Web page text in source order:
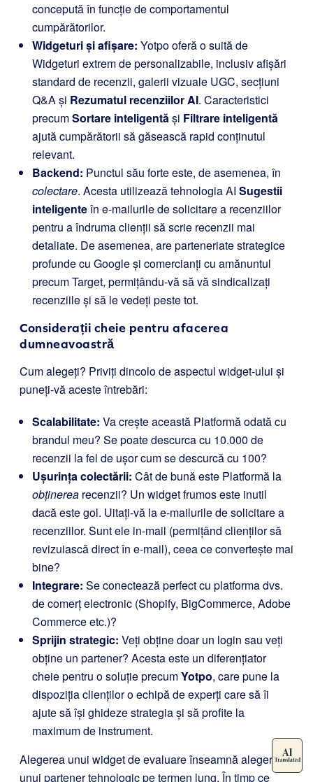
concepută în funcție de comportamentul
cumpărătorilor.
Widgeturi și afișare: Yotpo oferă o suită de
Widgeturi extrem de personalizabile, inclusiv afișări
standard de recenzii, galerii vizuale UGC, secțiuni
Q&A și Rezumatul recenziilor AI. Caracteristici
precumSortare inteligentăși Filtrare inteligentă
ajută cumpărătorii să găsească rapid conținutul
relevant.
Backend: Punctul său forte este, de asemenea, în
colectare. Acesta utilizează tehnologia AI Sugestii
inteligenteîn e-mailurile de solicitare a recenziilor
pentru a îndruma clienții să scrie recenzii mai
detaliate. De asemenea, are parteneriate strategice
profunde cu Google și comercianți cu amănuntul
precum Target, permițându-vă să vă sindicalizați
recenziile și să le vedeți peste tot.
Considerații cheie pentru afacerea
dumneavoastră
Cum alegeți? Priviți dincolo de aspectul widget-ului și
puneți-vă aceste întrebări:
Scalabilitate: Va crește această Platformă odată cu
brandul meu? Se poate descurca cu 10.000 de
recenzii la fel de ușor cum se descurcă cu 100?
Ușurința colectării: Cât de bună este Platformă la
obținerea recenzii? Un widget frumos este inutil
dacă este gol. Uitați-vă la e-mailurile de solicitare a
recenziilor. Sunt ele in-mail (permițând clienților să
revizuiască direct în e-mail), ceea ce convertește mai
bine?
Integrare: Se conectează perfect cu platforma dvs.
de comerț electronic (Shopify, BigCommerce, Adobe
Commerce etc.)?
Sprijin strategic: Veți obține doar un login sau veți
obține un partener? Acesta este un diferențiator
cheie pentru o soluție precumYotpo, care pune la
dispoziția clienților o echipă de experți care să îi
ajute să își ghideze strategia și să profite la
maximum de instrument.
Alegerea unui widget de evaluare înseamnă alegerea
unui partener tehnologic pe termen lung. În timp ce